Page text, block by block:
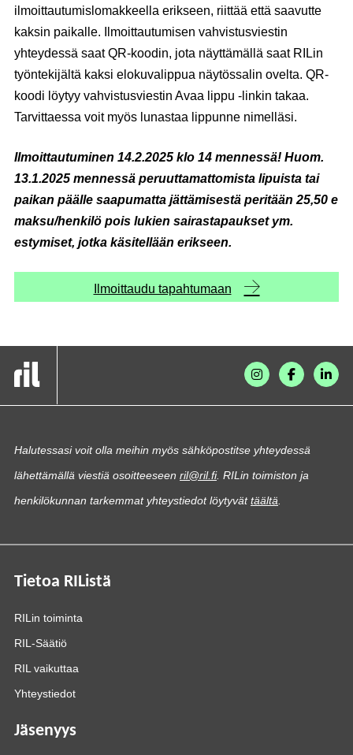
ilmoittautumislomakkeella erikseen, riittää että saavutte
kaksin paikalle. Ilmoittautumisen vahvistusviestin
yhteydessä saat QR-koodin, jota näyttämällä saat RILin
työntekijältä kaksi elokuvalippua näytössalin ovelta. QR-
koodi löytyy vahvistusviestin Avaa lippu -linkin takaa.
Tarvittaessa voit myös lunastaa lippunne nimelläsi.
Ilmoittautuminen 14.2.2025 klo 14 mennessä! Huom.
13.1.2025 mennessä peruuttamattomista lipuista tai
paikan päälle saapumatta jättämisestä peritään 25,50 e
maksu/henkilö pois lukien sairastapaukset ym.
estymiset, jotka käsitellään erikseen.
Ilmoittaudu tapahtumaan
Halutessasi voit olla meihin myös sähköpostitse yhteydessä
lähettämällä viestiä osoitteeseen ril@ril.fi. RILin toimiston ja
henkilökunnan tarkemmat yhteystiedot löytyvättäältä
Tietoa RIListä
RILin toiminta
RIL-Säätiö
RIL vaikuttaa
Yhteystiedot
Jäsenyys